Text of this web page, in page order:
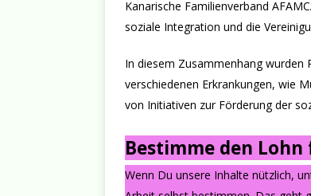
Kanarische Familienverband
soziale Integration und die
In diesem Zusammenhang
verschiedenen Erkrankungen, wie
von Initiativen zur Förderung der
Bestimme den
Wenn Du unsere Inhalte nützlich,